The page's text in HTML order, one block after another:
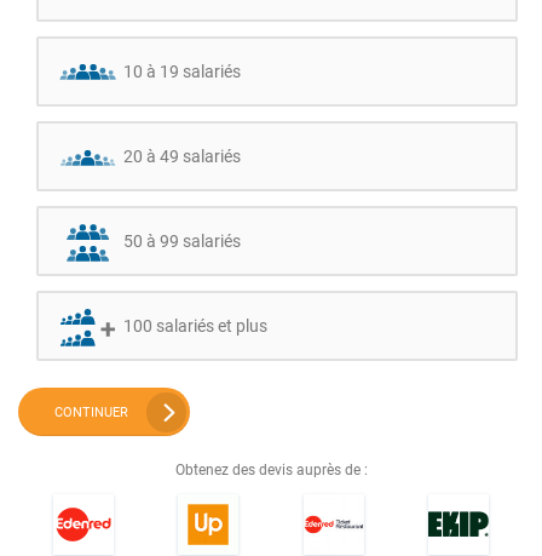
10 à 19 salariés
20 à 49 salariés
50 à 99 salariés
100 salariés et plus
CONTINUER
Obtenez des devis auprès de :